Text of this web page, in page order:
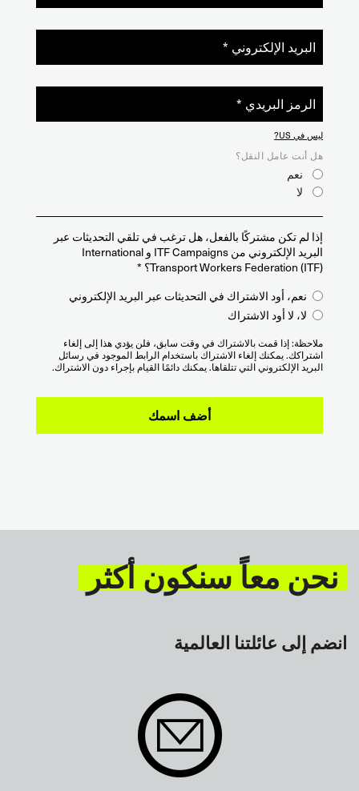
ليس في US
?
هل أنت عامل النقل؟
نعم
لا
إذا لم تكن مشتركًا بالفعل، هل ترغب في تلقي التحديثات عبر
البريد الإلكتروني من ITF Campaigns و International
Transport Workers Federation (ITF)؟ *
نعم، أود الاشتراك في التحديثات عبر البريد الإلكتروني
لا، لا أود الاشتراك
ملاحظة: إذا قمت بالاشتراك في وقت سابق، فلن يؤدي هذا إلى إلغاء
اشتراكك. يمكنك إلغاء الاشتراك باستخدام الرابط الموجود في رسائل
البريد الإلكتروني التي تتلقاها. يمكنك دائمًا القيام بإجراء دون الاشتراك.
نحن معاً سنكون أكثر
انضم إلى عائلتنا العالمية